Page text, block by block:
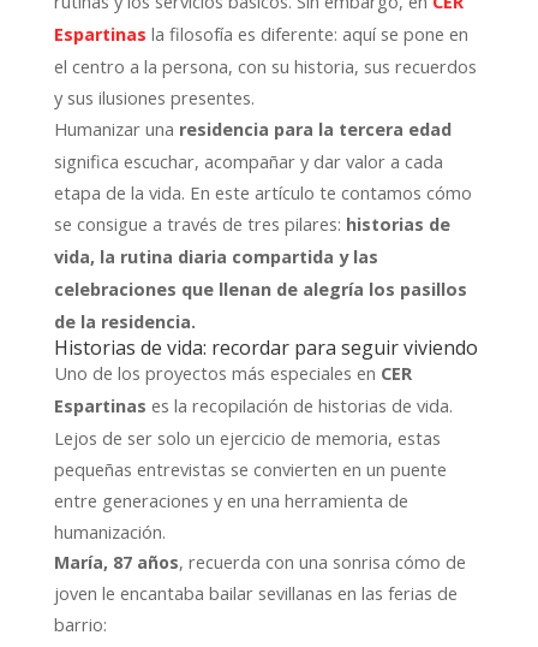
Espartinas la filosofía es diferente: aquí se pone en
el centro a la persona, con su historia, sus recuerdos
y sus ilusiones presentes.
Humanizar una residencia para la tercera edad
significa escuchar, acompañar y dar valor a cada
etapa de la vida. En este artículo te contamos cómo
se consigue a través de tres pilares: historias de
vida, la rutina diaria compartida y las
celebraciones que llenan de alegría los pasillos
de la residencia.
Historias de vida: recordar para seguir viviendo
Uno de los proyectos más especiales en CER
Espartinas es la recopilación de historias de vida.
Lejos de ser solo un ejercicio de memoria, estas
pequeñas entrevistas se convierten en un puente
entre generaciones y en una herramienta de
humanización.
María, 87 años, recuerda con una sonrisa cómo de
joven le encantaba bailar sevillanas en las ferias de
barrio: